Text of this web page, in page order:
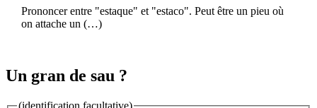
Prononcer entre "estaque" et "estaco". Peut être un pieu où
on attache un (…)
Un gran de sau ?
(identification facultative)